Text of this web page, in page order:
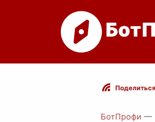
Поделиться
БотПрофи —